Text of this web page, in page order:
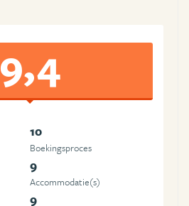
9,4
10
Boekingsproces
9
Accommodatie(s)
9